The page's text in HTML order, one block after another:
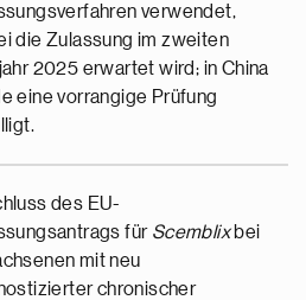
verwendet,
die Zulassung im zweiten
2025 erwartet wird; in China
eine vorrangige Prüfung
des EU-
für Scemblixbei
mit neu
chronischer